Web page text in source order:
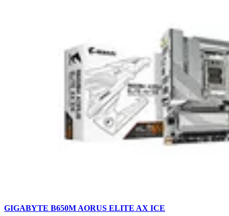
GIGABYTE B650M AORUS ELITE AX ICE